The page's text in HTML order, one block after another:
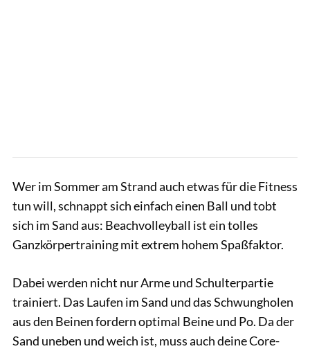
Wer im Sommer am Strand auch etwas für die Fitness
tun will, schnappt sich einfach einen Ball und tobt
sich im Sand aus: Beachvolleyball ist ein tolles
Ganzkörpertraining mit extrem hohem Spaßfaktor.
Dabei werden nicht nur Arme und Schulterpartie
trainiert. Das Laufen im Sand und das Schwungholen
aus den Beinen fordern optimal Beine und Po. Da der
Sand uneben und weich ist, muss auch deine Core-